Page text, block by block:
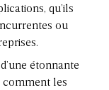
qu’ils
ou
étonnante
comment les